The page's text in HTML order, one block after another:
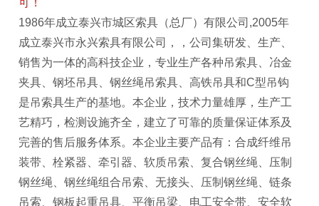
1986年成立泰兴市城区索具（总厂）有限公司,2005年
成立泰兴市永兴索具有限公司，，公司集研发、生产、
销售为一体的高科技企业，专业生产各种吊索具、冶金
夹具、钢坯吊具、钢丝绳吊索具、高铁吊具和C型吊钩
是吊索具生产的基地。本企业，技术力量雄厚，生产工
艺精巧，检测设施齐全，建立了可靠的质量保证体系及
完善的售后服务体系。本企业主要产品有：合成纤维吊
装带、栓紧器、牵引器、软质吊索、复合钢丝绳、压制
钢丝绳、钢丝绳组合吊索、无接头、压制钢丝绳、链条
吊索、钢板起重吊具、平衡吊梁、电工安全带、安全软